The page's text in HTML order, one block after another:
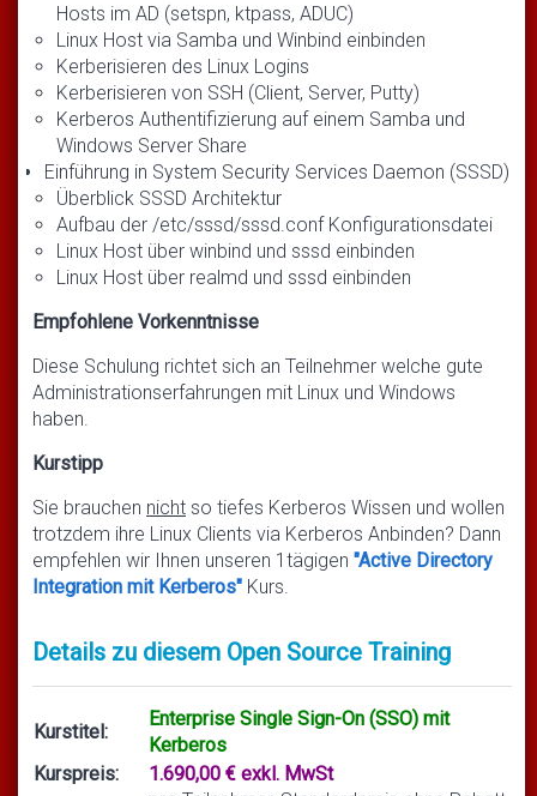
Hosts im AD (setspn, ktpass, ADUC)
Linux Host via Samba und Winbind einbinden
Kerberisieren des Linux Logins
Kerberisieren von SSH (Client, Server, Putty)
Kerberos Authentifizierung auf einem Samba und
Windows Server Share
Einführung in System Security Services Daemon (SSSD)
Überblick SSSD Architektur
Aufbau der /etc/sssd/sssd.conf Konfigurationsdatei
Linux Host über winbind und sssd einbinden
Linux Host über realmd und sssd einbinden
Empfohlene Vorkenntnisse
Diese Schulung richtet sich an Teilnehmer welche gute
Administrationserfahrungen mit Linux und Windows
haben.
Kurstipp
Sie brauchen nicht so tiefes Kerberos Wissen und wollen
trotzdem ihre Linux Clients via Kerberos Anbinden? Dann
empfehlen wir Ihnen unseren 1tägigen "Active Directory
Integration mit Kerberos" Kurs.
Details zu diesem Open Source Training
Kurstitel:
Enterprise Single Sign-On (SSO) mit
Kerberos
Kurspreis:
1.690,00 € exkl. MwSt